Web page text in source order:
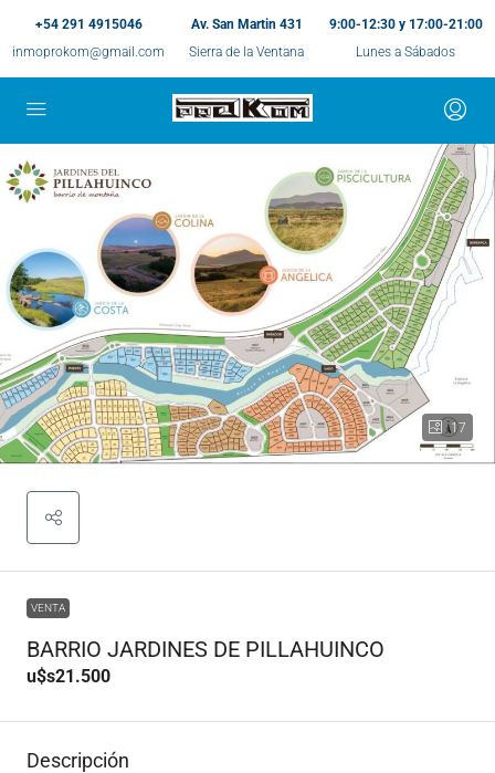
+54 291 4915046
inmoprokom@gmail.com
Av. San Martin 431
Sierra de la Ventana
9:00-12:30 y 17:00-21:00
Lunes a Sábados
17
VENTA
BARRIO JARDINES DE PILLAHUINCO
u$s21.500
Descripción